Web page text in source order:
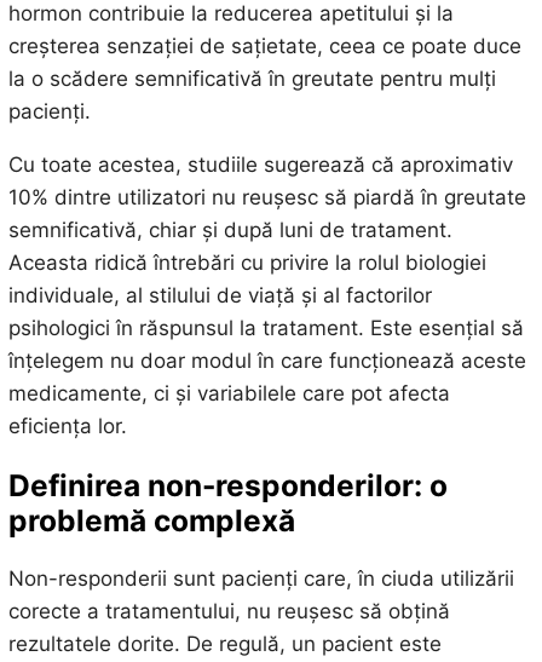
hormon contribuie la reducerea apetitului și la
creșterea senzației de sațietate, ceea ce poate duce
la o scădere semnificativă în greutate pentru mulți
pacienți.
Cu toate acestea, studiile sugerează că aproximativ
10% dintre utilizatori nu reușesc să piardă în greutate
semnificativă, chiar și după luni de tratament.
Aceasta ridică întrebări cu privire la rolul biologiei
individuale, al stilului de viață și al factorilor
psihologici în răspunsul la tratament. Este esențial să
înțelegem nu doar modul în care funcționează aceste
medicamente, ci și variabilele care pot afecta
eficiența lor.
Definirea non-responderilor: o
problemă complexă
Non-responderii sunt pacienți care, în ciuda utilizării
corecte a tratamentului, nu reușesc să obțină
rezultatele dorite. De regulă, un pacient este